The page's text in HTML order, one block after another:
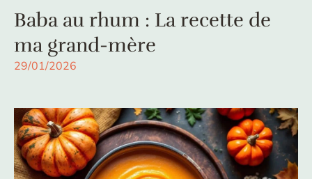
Baba au rhum : La recette de
ma grand-mère
29/01/2026